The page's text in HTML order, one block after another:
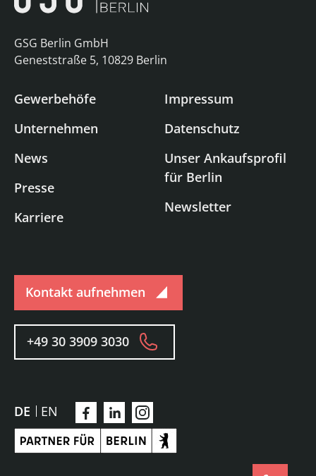
GSG Berlin GmbH
Geneststraße 5, 10829 Berlin
Gewerbehöfe
Unternehmen
News
Presse
Karriere
Impressum
Datenschutz
Unser Ankaufsprofil
für Berlin
Newsletter
Kontakt aufnehmen
+49 30 3909 3030
DE EN